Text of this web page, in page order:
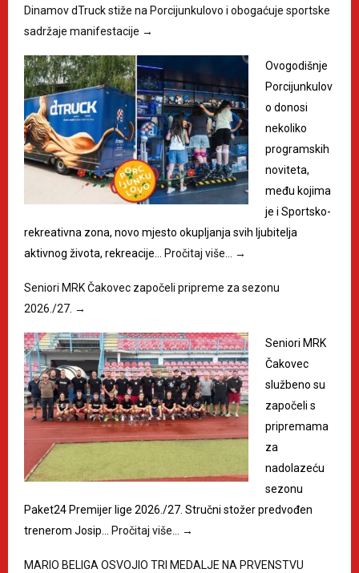
Dinamov dTruck stiže na Porcijunkulovo i obogaćuje sportske
sadržaje manifestacije →
Ovogodišnje
Porcijunkulov
o donosi
nekoliko
programskih
noviteta,
među kojima
je i Sportsko-
rekreativna zona, novo mjesto okupljanja svih ljubitelja
aktivnog života, rekreacije… Pročitaj više… →
Seniori MRK Čakovec započeli pripreme za sezonu
2026./27. →
Seniori MRK
Čakovec
službeno su
započeli s
pripremama
za
nadolazeću
sezonu
Paket24 Premijer lige 2026./27. Stručni stožer predvođen
trenerom Josip… Pročitaj više… →
MARIO BELIGA OSVOJIO TRI MEDALJE NA PRVENSTVU